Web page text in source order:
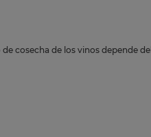
cosecha de los vinos depende del